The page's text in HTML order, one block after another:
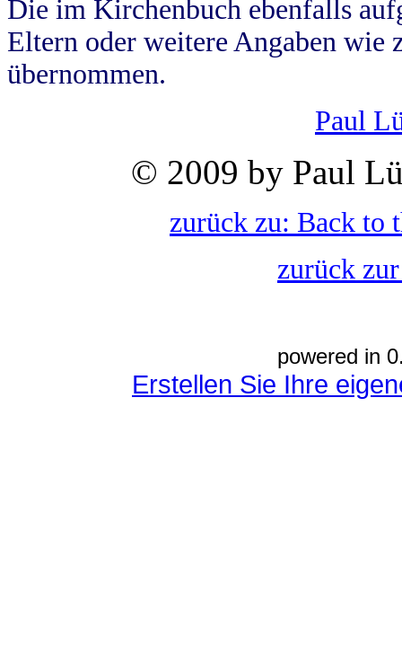
Die im Kirchenbuch ebenfalls
Eltern oder weitere Angaben wie
übernommen.
Paul
© 2009 by Paul
zurück zu: Back to
zurück
powered in
Erstellen Sie Ihre